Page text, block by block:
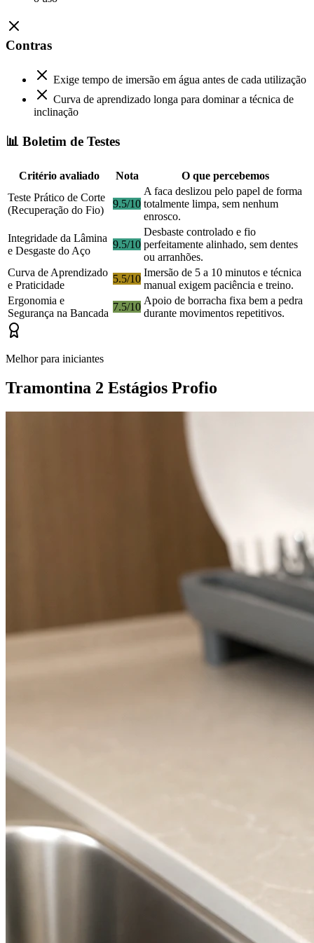
Contras
Exige tempo de imersão em água antes de cada utilização
Curva de aprendizado longa para dominar a técnica de
inclinação
📊 Boletim de Testes
Critério avaliado Nota
O que percebemos
Teste Prático de Corte
(Recuperação do Fio)
9.5/10
A faca deslizou pelo papel de forma
totalmente limpa, sem nenhum
enrosco.
Integridade da Lâmina
e Desgaste do Aço
9.5/10
Desbaste controlado e fio
perfeitamente alinhado, sem dentes
ou arranhões.
Curva de Aprendizado
e Praticidade
5.5/10
Imersão de 5 a 10 minutos e técnica
manual exigem paciência e treino.
Ergonomia e
Segurança na Bancada
7.5/10
Apoio de borracha fixa bem a pedra
durante movimentos repetitivos.
Melhor para iniciantes
Tramontina 2 Estágios Profio